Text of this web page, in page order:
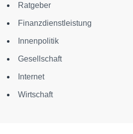
Ratgeber
Finanzdienstleistung
Innenpolitik
Gesellschaft
Internet
Wirtschaft